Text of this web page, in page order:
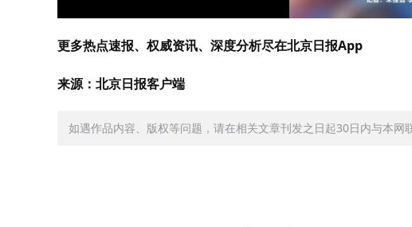
更多热点速报、权威资讯、深度分析尽在北京日报App
来源：北京日报客户端
如遇作品内容、版权等问题，请在相关文章刊发之日起30日内与本